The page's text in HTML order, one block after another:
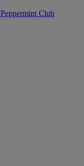
Peppermint Club